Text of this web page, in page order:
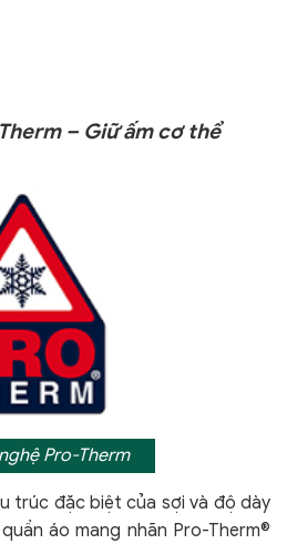
– Giữ ấm cơ thể
Pro-Therm
trúc đặc biệt của sợi và độ dày
áo mang nhãn Pro-Therm®